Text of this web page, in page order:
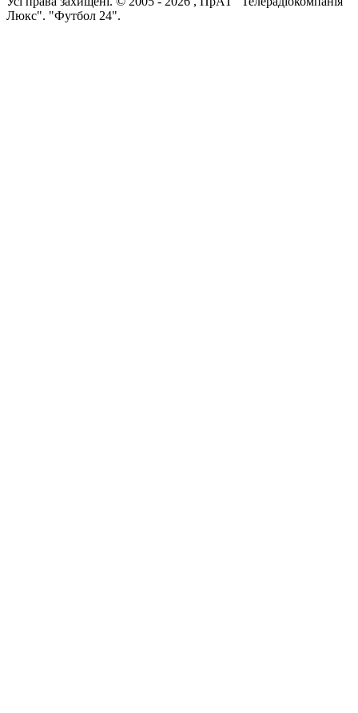
Люкс". "Футбол 24".